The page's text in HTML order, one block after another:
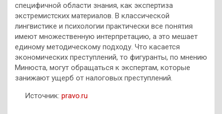
специфичной области знания, как экспертиза
экстремистских материалов. В классической
лингвистике и психологии практически все понятия
имеют множественную интерпретацию, а это мешает
единому методическому подходу. Что касается
экономических преступлений, то фигуранты, по мнению
Минюста, могут обращаться к экспертам, которые
занижают ущерб от налоговых преступлений.
Источник: pravo.ru